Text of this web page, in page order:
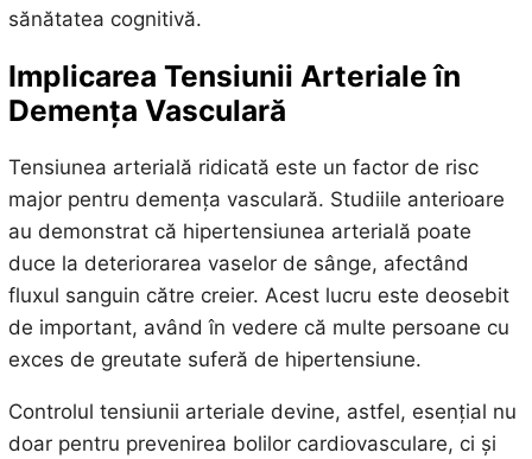
sănătatea cognitivă.
Implicarea Tensiunii Arteriale în
Demența Vasculară
Tensiunea arterială ridicată este un factor de risc
major pentru demența vasculară. Studiile anterioare
au demonstrat că hipertensiunea arterială poate
duce la deteriorarea vaselor de sânge, afectând
fluxul sanguin către creier. Acest lucru este deosebit
de important, având în vedere că multe persoane cu
exces de greutate suferă de hipertensiune.
Controlul tensiunii arteriale devine, astfel, esențial nu
doar pentru prevenirea bolilor cardiovasculare, ci și